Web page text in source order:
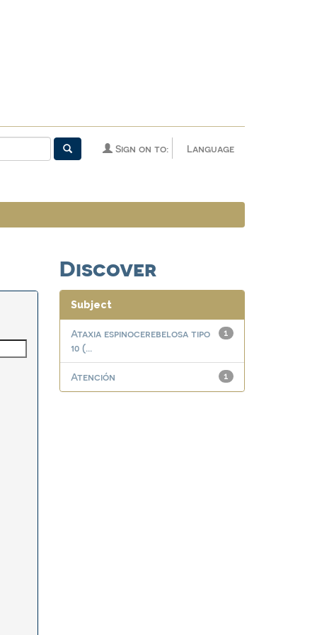
Language
Sign on to:
Discover
Subject
1
Ataxia espinocerebelosa tipo
10 (...
1
Atención